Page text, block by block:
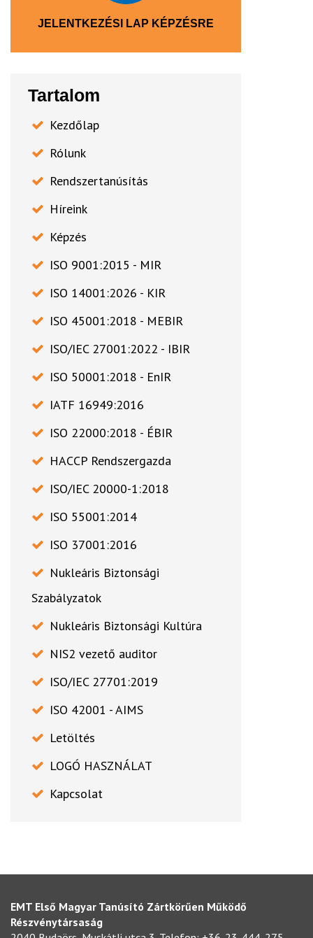
JELENTKEZÉSI LAP KÉPZÉSRE
Tartalom
Kezdőlap
Rólunk
Rendszertanúsítás
Híreink
Képzés
ISO 9001:2015 - MIR
ISO 14001:2026 - KIR
ISO 45001:2018 - MEBIR
ISO/IEC 27001:2022 - IBIR
ISO 50001:2018 - EnIR
IATF 16949:2016
ISO 22000:2018 - ÉBIR
HACCP Rendszergazda
ISO/IEC 20000-1:2018
ISO 55001:2014
ISO 37001:2016
Nukleáris Biztonsági
Szabályzatok
Nukleáris Biztonsági Kultúra
NIS2 vezető auditor
ISO/IEC 27701:2019
ISO 42001 - AIMS
Letöltés
LOGÓ HASZNÁLAT
Kapcsolat
EMT Első Magyar Tanúsító Zártkörűen Működő
Részvénytársaság